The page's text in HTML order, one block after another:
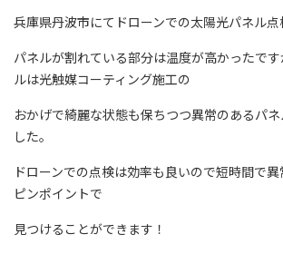
兵庫県丹波市にてドローンでの太陽光パネル
パネルが割れている部分は温度が高かったで
ルは光触媒コーティング施工の
おかげで綺麗な状態も保ちつつ異常のあるパ
した。
ドローンでの点検は効率も良いので短時間で
ピンポイントで
見つけることができます！